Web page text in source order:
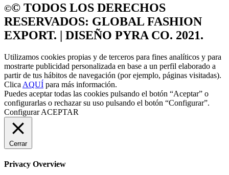
©️©️ TODOS LOS DERECHOS
RESERVADOS: GLOBAL FASHION
EXPORT. | DISEÑO PYRA CO. 2021.
Utilizamos cookies propias y de terceros para fines analíticos y para
mostrarte publicidad personalizada en base a un perfil elaborado a
partir de tus hábitos de navegación (por ejemplo, páginas visitadas).
Clica AQUÍ para más información.
Puedes aceptar todas las cookies pulsando el botón “Aceptar” o
configurarlas o rechazar su uso pulsando el botón “Configurar”.
Configurar ACEPTAR
Cerrar
Privacy Overview